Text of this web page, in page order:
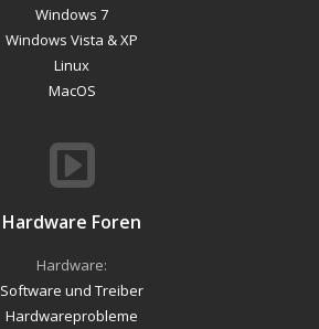
Windows 7
Windows Vista & XP
Linux
MacOS
Hardware Foren
Hardware:
Software und Treiber
Hardwareprobleme